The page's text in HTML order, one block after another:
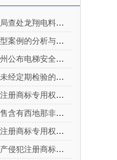
发部非法销售电线电缆案
例的分析与启示
安全领域典型案例
验的压力管道被查
商标专用权被查
那非的保健食品被查
商标专用权被查
标专用权的产品被查